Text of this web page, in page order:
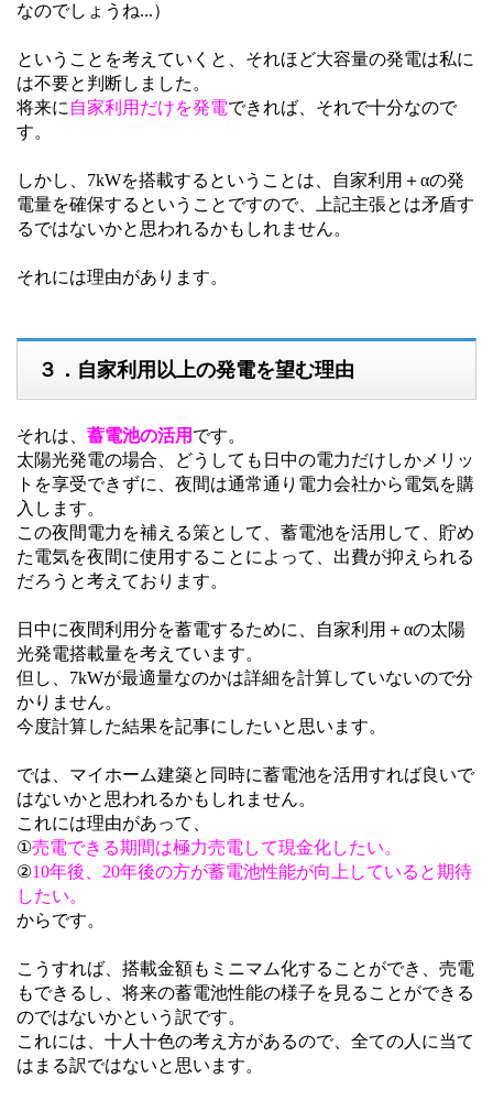
なのでしょうね...）
ということを考えていくと、それほど大容量の発電は私に
は不要と判断しました。
将来に 自家利用だけを発電できれば、それで十分なので
す。
しかし、7kWを搭載するということは、自家利用＋αの発
電量を確保するということですので、上記主張とは矛盾す
るではないかと思われるかもしれません。
それには理由があります。
３．自家利用以上の発電を望む理由
それは、 蓄電池の活用 です。
太陽光発電の場合、どうしても日中の電力だけしかメリッ
トを享受できずに、夜間は通常通り電力会社から電気を購
入します。
この夜間電力を補える策として、蓄電池を活用して、貯め
た電気を夜間に使用することによって、出費が抑えられる
だろうと考えております。
日中に夜間利用分を蓄電するために、自家利用＋αの太陽
光発電搭載量を考えています。
但し、7kWが最適量なのかは詳細を計算していないので分
かりません。
今度計算した結果を記事にしたいと思います。
では、マイホーム建築と同時に蓄電池を活用すれば良いで
はないかと思われるかもしれません。
これには理由があって、
①売電できる期間は極力売電して現金化したい。
②10年後、20年後の方が蓄電池性能が向上していると期待
したい。
からです。
こうすれば、搭載金額もミニマム化することができ、売電
もできるし、将来の蓄電池性能の様子を見ることができる
のではないかという訳です。
これには、十人十色の考え方があるので、全ての人に当て
はまる訳ではないと思います。